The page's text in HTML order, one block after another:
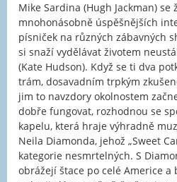
Mike Sardina (Hugh Jackman) se
mnohonásobně úspěšnějších
písniček na různých zábavných
si snaží vydělávat životem
(Kate Hudson). Když se ti dva
trám, dosavadním trpkým
jim to navzdory okolnostem
dobře fungovat, rozhodnou se
kapelu, která hraje výhradně
Neila Diamonda, jehož „Sweet
kategorie nesmrtelných. S
obrážejí štace po celé Americe a